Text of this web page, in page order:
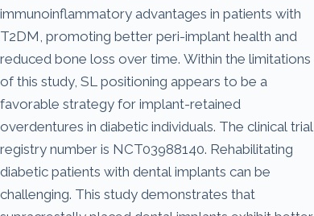
immunoinflammatory advantages in patients with
T2DM, promoting better peri-implant health and
reduced bone loss over time. Within the limitations
of this study, SL positioning appears to be a
favorable strategy for implant-retained
overdentures in diabetic individuals. The clinical trial
registry number is NCT03988140. Rehabilitating
diabetic patients with dental implants can be
challenging. This study demonstrates that